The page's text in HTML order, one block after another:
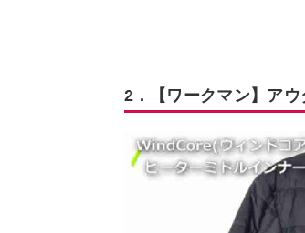
2．【ワークマン】アウ